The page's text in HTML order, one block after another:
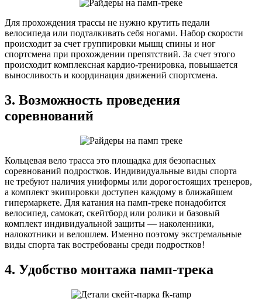
Для прохождения трассы не нужно крутить педали
велосипеда или подталкивать себя ногами. Набор скорости
происходит за счет группировки мышц спины и ног
спортсмена при прохождении препятствий. За счет этого
происходит комплексная кардио-тренировка, повышается
выносливость и координация движений спортсмена.
3. Возможность проведения
соревнований
Кольцевая вело трасса это площадка для безопасных
соревнований подростков. Индивидуальные виды спорта
не требуют наличия униформы или дорогостоящих тренеров,
а комплект экипировки доступен каждому в ближайшем
гипермаркете. Для катания на памп-треке понадобится
велосипед, самокат, скейтборд или ролики и базовый
комплект индивидуальной защиты — наколенники,
налокотники и велошлем. Именно поэтому экстремальные
виды спорта так востребованы среди подростков!
4. Удобство монтажа памп-трека